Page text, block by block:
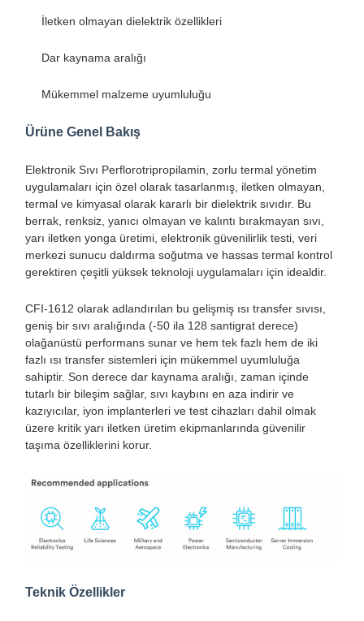
İletken olmayan dielektrik özellikleri
Dar kaynama aralığı
Mükemmel malzeme uyumluluğu
Ürüne Genel Bakış
Elektronik Sıvı Perflorotripropilamin, zorlu termal yönetim
uygulamaları için özel olarak tasarlanmış, iletken olmayan,
termal ve kimyasal olarak kararlı bir dielektrik sıvıdır. Bu
berrak, renksiz, yanıcı olmayan ve kalıntı bırakmayan sıvı,
yarı iletken yonga üretimi, elektronik güvenilirlik testi, veri
merkezi sunucu daldırma soğutma ve hassas termal kontrol
gerektiren çeşitli yüksek teknoloji uygulamaları için idealdir.
CFI-1612 olarak adlandırılan bu gelişmiş ısı transfer sıvısı,
geniş bir sıvı aralığında (-50 ila 128 santigrat derece)
olağanüstü performans sunar ve hem tek fazlı hem de iki
fazlı ısı transfer sistemleri için mükemmel uyumluluğa
sahiptir. Son derece dar kaynama aralığı, zaman içinde
tutarlı bir bileşim sağlar, sıvı kaybını en aza indirir ve
kazıyıcılar, iyon implanterleri ve test cihazları dahil olmak
üzere kritik yarı iletken üretim ekipmanlarında güvenilir
taşıma özelliklerini korur.
Teknik Özellikler